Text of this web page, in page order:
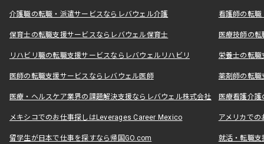
介護職の転職・派遣サービスならレバウェル介護 看護師の転
保育士の転職支援サービスならレバウェル保育士 医療技師の
リハビリ職の転職支援サービスならレバウェルリハビリ 栄養士の転
医師の転職支援サービスならレバウェル医師 薬剤師の転
医療・ヘルスケア業界の課題解決支援ならレバウェル株式会社 医療看護介
メキシコでのお仕事探しはLeverages Career Mexico アメリカで
留学生が日本で仕事を探すなら帰国GO.com 就活・転職